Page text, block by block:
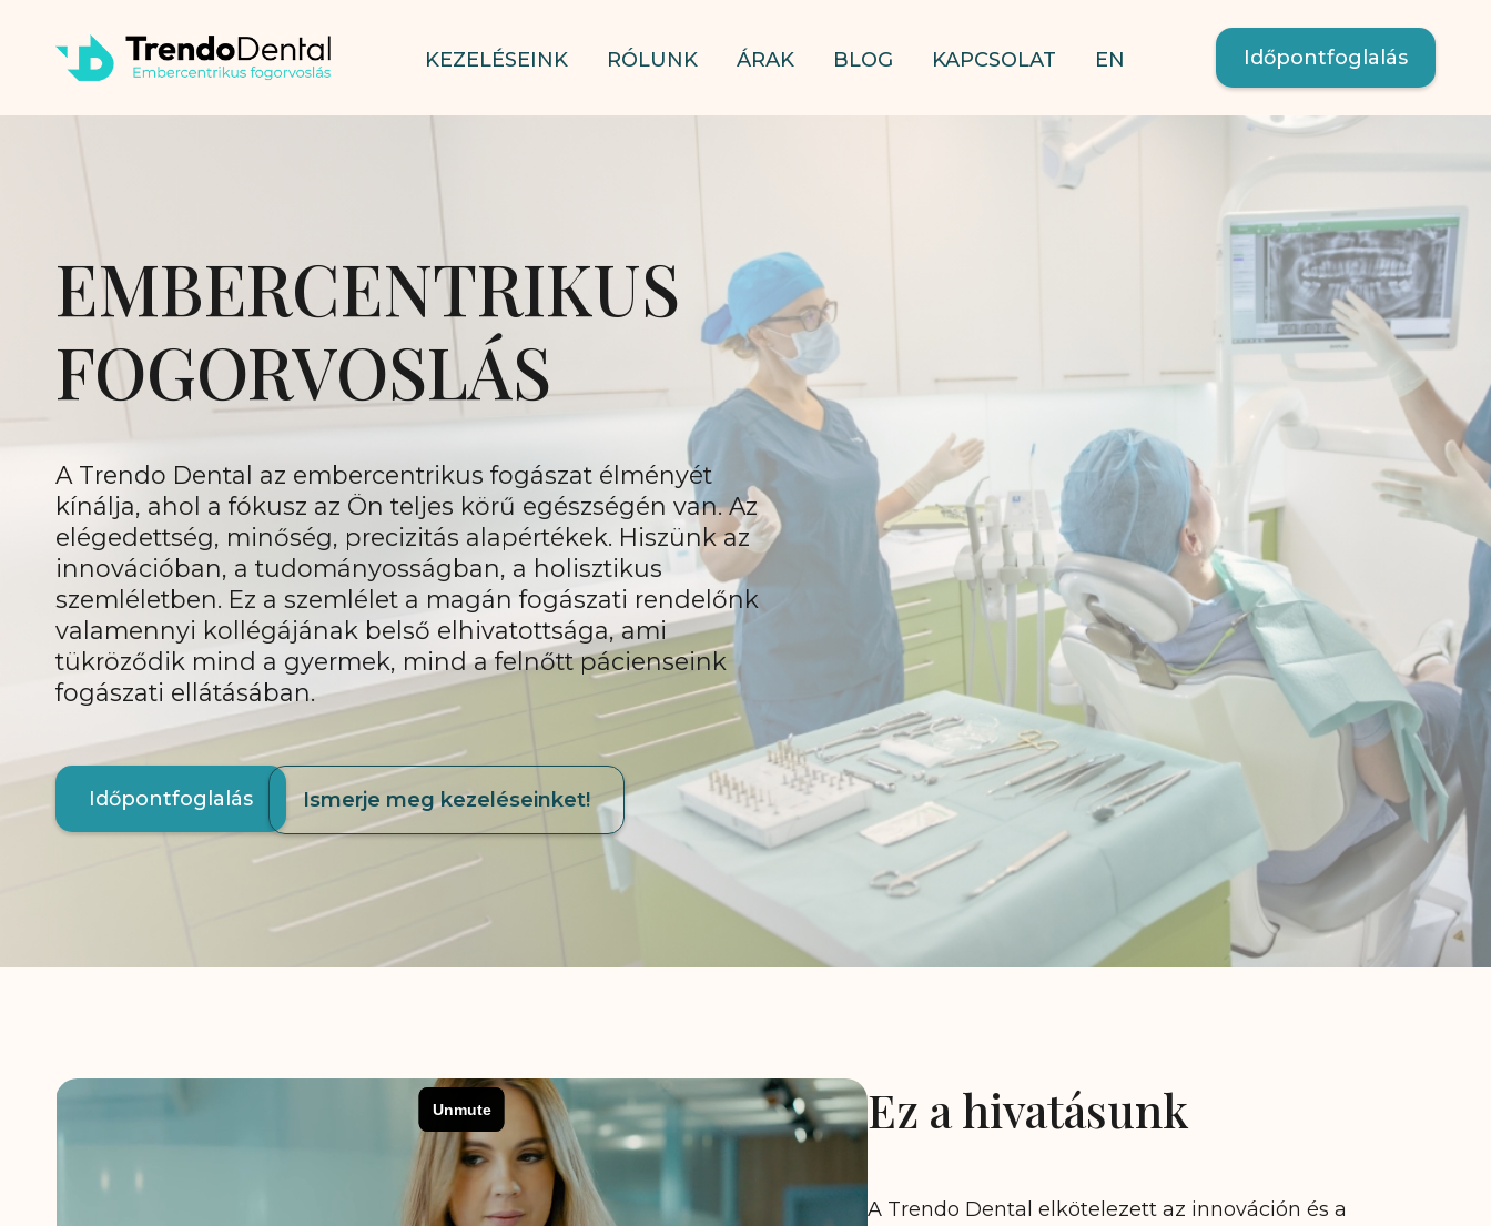
KEZELÉSEINK RÓLUNK ÁRAK BLOG KAPCSOLAT EN Időpontfoglalás
EMBERCENTRIKUS
FOGORVOSLÁS
A Trendo Dental az embercentrikus fogászat élményét
kínálja, ahol a fókusz az Ön teljes körű egészségén van. Az
elégedettség, minőség, precizitás alapértékek. Hiszünk az
innovációban, a tudományosságban, a holisztikus
szemléletben. Ez a szemlélet a magán fogászati rendelőnk
valamennyi kollégájának belső elhivatottsága, ami
tükröződik mind a gyermek, mind a felnőtt pácienseink
fogászati ellátásában.
Időpontfoglalás Ismerje meg kezeléseinket!
Ez a hivatásunk
A Trendo Dental elkötelezett az innováción és a